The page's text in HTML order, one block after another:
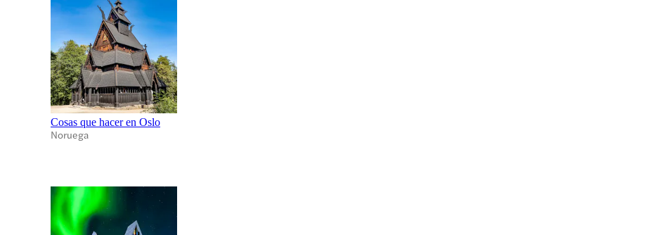
Cosas que hacer en Oslo
Noruega